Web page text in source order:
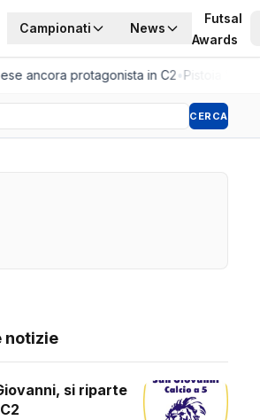
Campionati News
Futsal
Awards
ancora protagonista in C2•Pistoia
CERCA
notizie
si riparte